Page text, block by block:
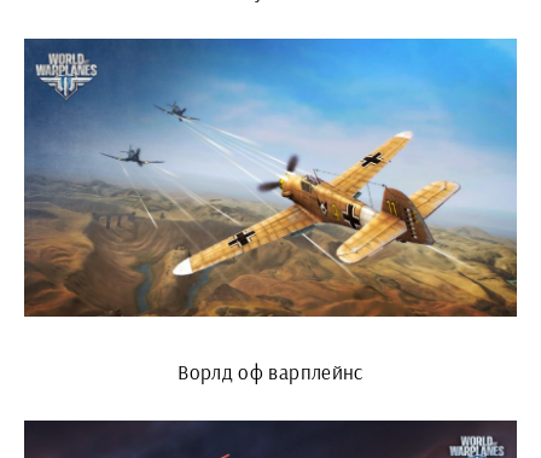
Ворлд оф варплейнс